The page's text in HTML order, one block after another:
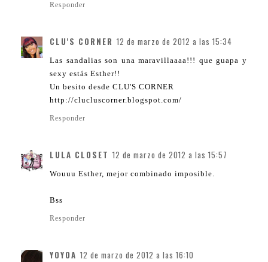
Responder
CLU'S CORNER 12 de marzo de 2012 a las 15:34
Las sandalias son una maravillaaaa!!! que guapa y
sexy estás Esther!!
Un besito desde CLU'S CORNER
http://clucluscorner.blogspot.com/
Responder
LULA CLOSET 12 de marzo de 2012 a las 15:57
Wouuu Esther, mejor combinado imposible.
Bss
Responder
YOYOA 12 de marzo de 2012 a las 16:10